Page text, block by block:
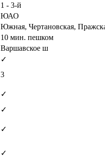
1 - 3-й
ЮАО
Южная, Чертановская,
10 мин. пешком
Варшавское ш
✓
3
✓
✓
✓
✓